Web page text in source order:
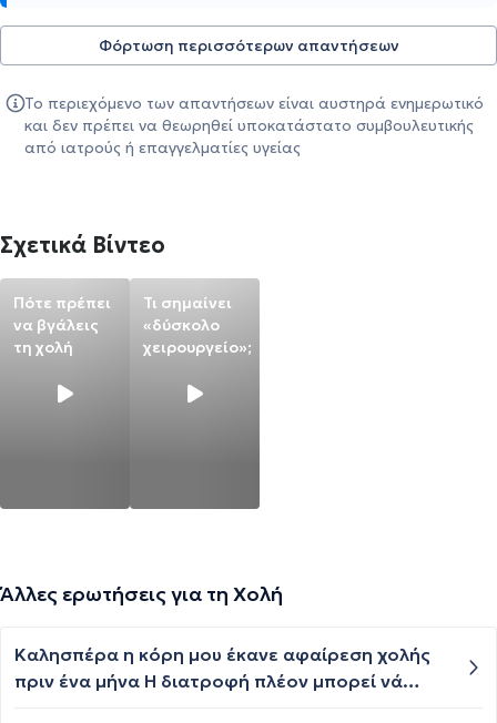
Φόρτωση περισσότερων απαντήσεων
Το περιεχόμενο των απαντήσεων είναι αυστηρά ενημερωτικό
και δεν πρέπει να θεωρηθεί υποκατάστατο συμβουλευτικής
από ιατρούς ή επαγγελματίες υγείας
Σχετικά Βίντεο
Πότε πρέπει
να βγάλεις
τη χολή
Τι σημαίνει
«δύσκολο
χειρουργείο»;
Άλλες ερωτήσεις για τη Χολή
Καλησπέρα η κόρη μου έκανε αφαίρεση χολής
πριν ένα μήνα Η διατροφή πλέον μπορεί νά